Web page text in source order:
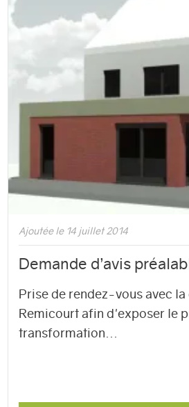
Ajoutée le 14 juillet 2014
Demande d’avis
Prise de rendez-vous avec
Remicourt afin d'exposer le
transformation...